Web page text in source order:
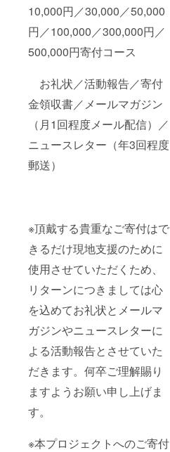
10,000円／30,000／50,000
円／100,000／300,000円／
500,000円寄付コース
お礼状／活動報告／寄付
金領収書／メールマガジン
（月1回程度メール配信）／
ニュースレター（年3回程度
郵送）
※頂戴する貴重なご寄付はで
きるだけ現地支援のために
使用させていただくため、
リターンにつきましては心
を込めてお礼状とメールマ
ガジンやニュースレターに
よる活動報告とさせていた
だきます。何卒ご理解賜り
ますようお願い申し上げま
す。
※本プロジェクトへのご寄付